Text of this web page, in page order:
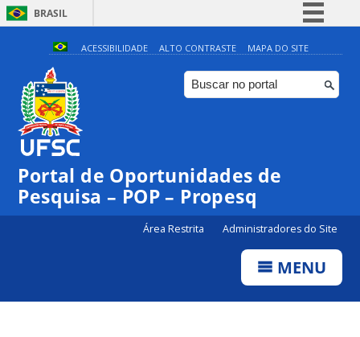
BRASIL
Simplifique!
Comunica BR
Participe
Canais
ACESSIBILIDADE ALTO CONTRASTE MAPA DO SITE
Portal de Oportunidades de
Pesquisa – POP – Propesq
Área Restrita Administradores do Site
MENU